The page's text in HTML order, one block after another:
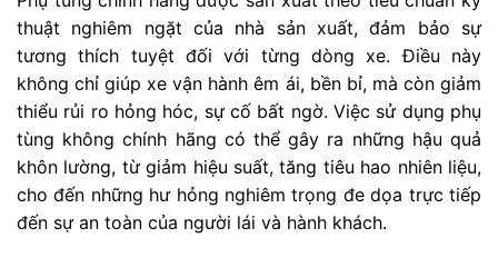
thuật nghiêm ngặt của nhà sản xuất, đảm bảo sự
tương thích tuyệt đối với từng dòng xe. Điều này
không chỉ giúp xe vận hành êm ái, bền bỉ, mà còn giảm
thiểu rủi ro hỏng hóc, sự cố bất ngờ. Việc sử dụng phụ
tùng không chính hãng có thể gây ra những hậu quả
khôn lường, từ giảm hiệu suất, tăng tiêu hao nhiên liệu,
cho đến những hư hỏng nghiêm trọng đe dọa trực tiếp
đến sự an toàn của người lái và hành khách.